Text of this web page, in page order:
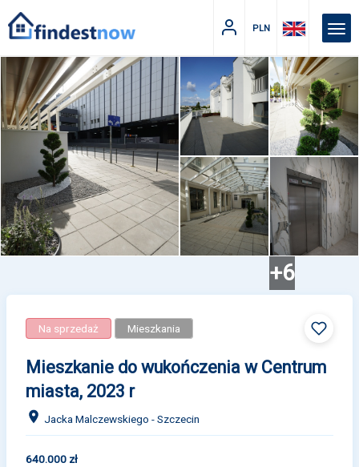
PLN
+6
Na sprzedaż Mieszkania
Mieszkanie do wukończenia w Centrum
miasta, 2023 r
Jacka Malczewskiego - Szczecin
640.000 zł